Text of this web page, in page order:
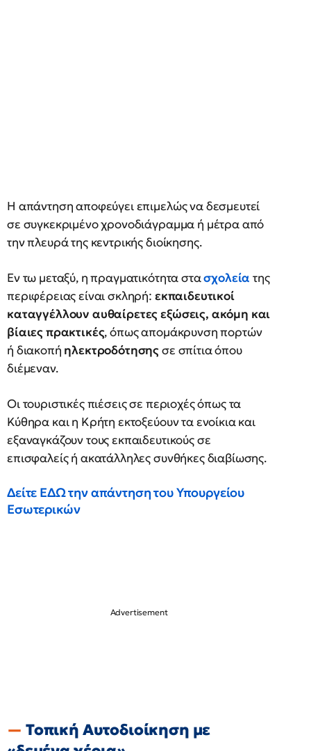
Η απάντηση αποφεύγει επιμελώς να δεσμευτεί
σε συγκεκριμένο χρονοδιάγραμμα ή μέτρα από
την πλευρά της κεντρικής διοίκησης.
Εν τω μεταξύ, η πραγματικότητα στασχολείατης
περιφέρειας είναι σκληρή: εκπαιδευτικοί
καταγγέλλουν αυθαίρετες εξώσεις, ακόμη και
βίαιες πρακτικές, όπως απομάκρυνση πορτών
ή διακοπή ηλεκτροδότησηςσε σπίτια όπου
διέμεναν.
Οι τουριστικές πιέσεις σε περιοχές όπως τα
Κύθηρα και η Κρήτη εκτοξεύουν τα ενοίκια και
εξαναγκάζουν τους εκπαιδευτικούς σε
επισφαλείς ή ακατάλληλες συνθήκες διαβίωσης.
Δείτε ΕΔΩ την απάντηση του Υπουργείου
Εσωτερικών
Τοπική Αυτοδιοίκηση με